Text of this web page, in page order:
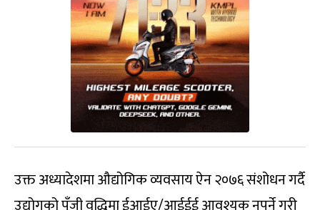
उक्त अध्यादेशमा औद्योगिक व्यवसाय ऐन २०७६ संशोधन गर्दै